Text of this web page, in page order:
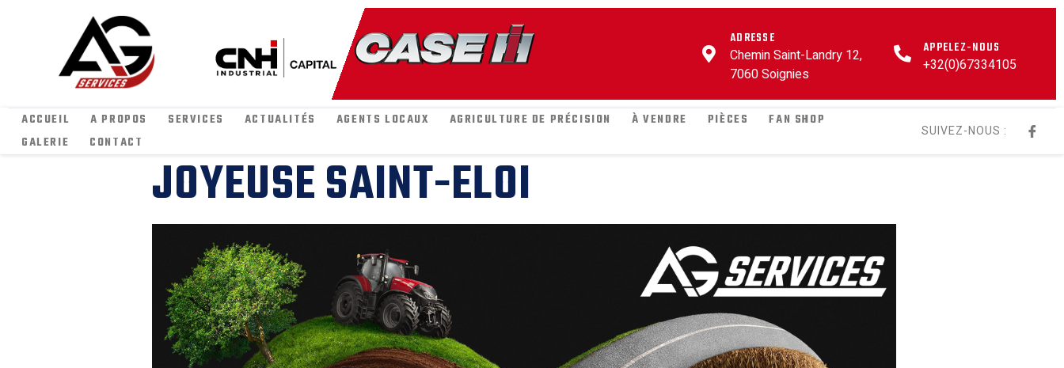
ADRESSE
Chemin Saint-Landry 12,
7060 Soignies
APPELEZ-NOUS
+32(0)67334105
ACCUEIL A PROPOS SERVICES ACTUALITÉS AGENTS LOCAUX AGRICULTURE DE PRÉCISION À VENDRE PIÈCES
FAN SHOP
GALERIE
CONTACT
SUIVEZ-NOUS :
JOYEUSE SAINT-ELOI